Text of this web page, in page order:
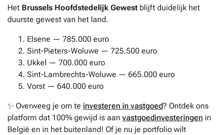
Het Brussels Hoofdstedelijk Gewest blijft duidelijk het
duurste gewest van het land.
Elsene — 785.000 euro
Sint-Pieters-Woluwe — 725.500 euro
Ukkel — 700.000 euro
Sint-Lambrechts-Woluwe — 665.000 euro
Vorst — 640.000 euro
✨ Overweeg je om te investeren in vastgoed? Ontdek ons
platform dat 100% gewijd is aan vastgoedinvesteringen in
België en in het buitenland! Of je nu je portfolio wilt